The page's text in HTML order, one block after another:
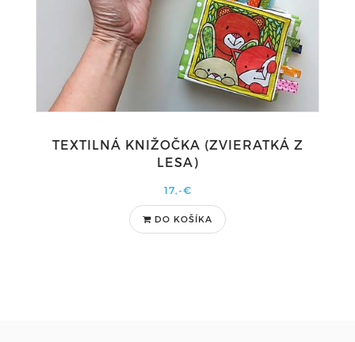
TEXTILNÁ KNIŽOČKA (ZVIERATKÁ Z
LESA)
17,-€
DO KOŠÍKA